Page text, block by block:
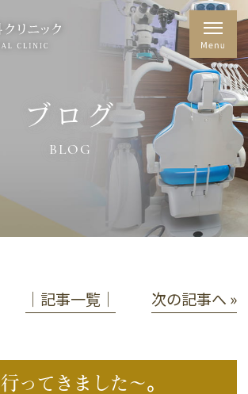
ブログ
BLOG
│記事一覧│ 次の記事へ »
ってきました～。